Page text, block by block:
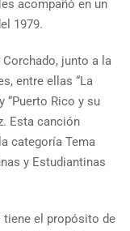
acompañó en un
1979.
junto a la
entre ellas “La
“Puerto Rico y su
Esta canción
categoría Tema
y Estudiantinas
tiene el propósito de